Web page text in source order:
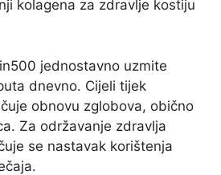
kolagena za zdravlje kostiju
jednostavno uzmite
dnevno. Cijeli tijek
obnovu zglobova, obično
Za održavanje zdravlja
se nastavak korištenja